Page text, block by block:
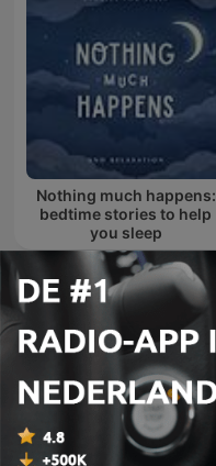
Nothing much happens:
bedtime stories to help
you sleep